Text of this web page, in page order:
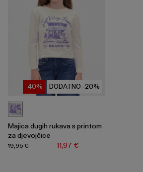
DODATNO -20%
-40%
Majica dugih rukava s printom
za djevojčice
11,97 €
19,95 €